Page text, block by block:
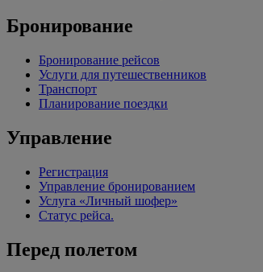
Бронирование
Бронирование рейсов
Услуги для путешественников
Транспорт
Планирование поездки
Управление
Регистрация
Управление бронированием
Услуга «Личный шофер»
Статус рейса.
Перед полетом